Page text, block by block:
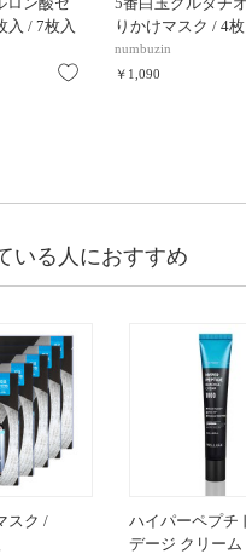
入 / 7枚入
お気に入り
りかけマスク / 4
numbuzin
￥1,090
いる人におすすめ
スク /
ハイパーペプチ
デージ クリーム